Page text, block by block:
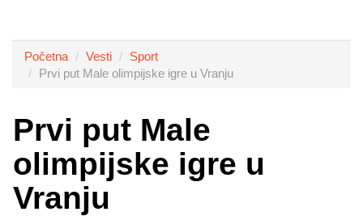
Početna Vesti
Sport
Prvi put Male olimpijske igre u Vranju
Prvi put Male
olimpijske igre u
Vranju